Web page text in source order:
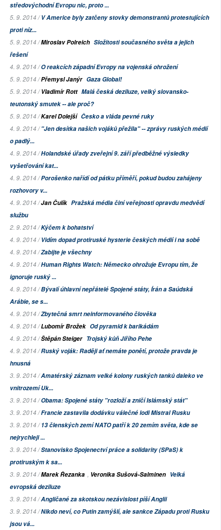
středovýchodní Evropu nic, proto ...
5. 9. 2014 /V Americe byly zatčeny stovky demonstrantů protestujících
proti níz...
5. 9. 2014 /Miroslav Polreich Složitosti současného světa a jejich
řešení
4. 9. 2014 /O reakcích západní Evropy na vojenská ohrožení
5. 9. 2014 /Přemysl Janýr Gaza Global!
5. 9. 2014 /Vladimír Rott Malá česká deziluze, velký slovansko-
teutonský smutek -- ale proč?
5. 9. 2014 /Karel Dolejší Česko a vláda pevné ruky
4. 9. 2014 /"Jen desítka našich vojáků přežila" -- zprávy ruských médií
o padlý...
4. 9. 2014 /Holandské úřady zveřejní 9. září předběžné výsledky
vyšetřování kat...
4. 9. 2014 /Porošenko nařídí od pátku příměří, pokud budou zahájeny
rozhovory v...
4. 9. 2014 /Jan Čulík Pražská média činí veřejnosti opravdu medvědí
službu
2. 9. 2014 /Kýčem k bohatství
4. 9. 2014 /Vidím dopad protiruské hysterie českých médií i na sobě
4. 9. 2014 /Zabijte je všechny
4. 9. 2014 /Human Rights Watch: Německo ohrožuje Evropu tím, že
ignoruje ruský ...
4. 9. 2014 /Bývalí úhlavní nepřátelé Spojené státy, Írán a Saúdská
Arábie, se s...
4. 9. 2014 /Zbytečná smrt neinformovaného člověka
4. 9. 2014 /Lubomír Brožek Od pyramid k barikádám
4. 9. 2014 /Štěpán Steiger Trojský kůň Jiřího Pehe
4. 9. 2014 /Ruský voják: Raději ať nemáte ponětí, protože pravda je
hnusná
3. 9. 2014 /Amatérský záznam velké kolony ruských tanků daleko ve
vnitrozemí Uk...
3. 9. 2014 /Obama: Spojené státy "rozloží a zničí Islámský stát"
3. 9. 2014 /Francie zastavila dodávku válečné lodi Mistral Rusku
3. 9. 2014 /13 členských zemí NATO patří k 20 zemím světa, kde se
nejrychleji ...
3. 9. 2014 /Stanovisko Spojenectví práce a solidarity (SPaS) k
protiruským k sa...
3. 9. 2014 /Marek Řezanka , Veronika Sušová-Salminen Velká
evropská deziluze
3. 9. 2014 /Angličané za skotskou nezávislost píší Anglii
3. 9. 2014 /Nikdo neví, co Putin zamýšlí, ale sankce Západu proti Rusku
jsou vá...